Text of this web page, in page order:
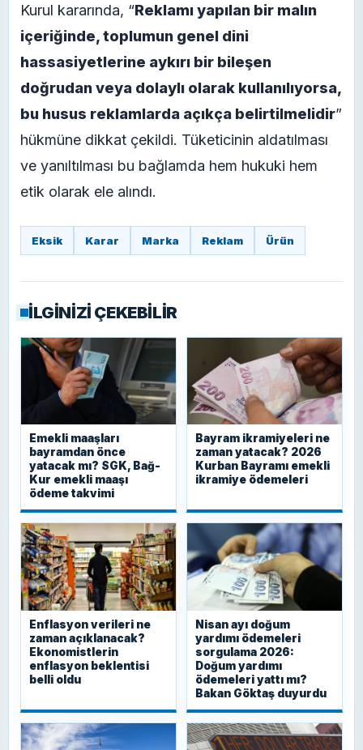
Kurul kararında, “Reklamı yapılan bir malın
içeriğinde, toplumun genel dini
hassasiyetlerine aykırı bir bileşen
doğrudan veya dolaylı olarak kullanılıyorsa,
bu husus reklamlarda açıkça belirtilmelidir”
hükmüne dikkat çekildi. Tüketicinin aldatılması
ve yanıltılması bu bağlamda hem hukuki hem
etik olarak ele alındı.
Eksik Karar Marka Reklam Ürün
İLGİNİZİ ÇEKEBİLİR
Emekli maaşları
bayramdan önce
yatacak mı? SGK, Bağ-
Kur emekli maaşı
ödeme takvimi
Bayram ikramiyeleri ne
zaman yatacak? 2026
Kurban Bayramı emekli
ikramiye ödemeleri
Enflasyon verileri ne
zaman açıklanacak?
Ekonomistlerin
enflasyon beklentisi
belli oldu
Nisan ayı doğum
yardımı ödemeleri
sorgulama 2026:
Doğum yardımı
ödemeleri yattı mı?
Bakan Göktaş duyurdu